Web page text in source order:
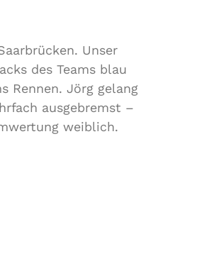
Unser
des Teams blau
Rennen. Jörg gelang
ausgebremst –
weiblich.